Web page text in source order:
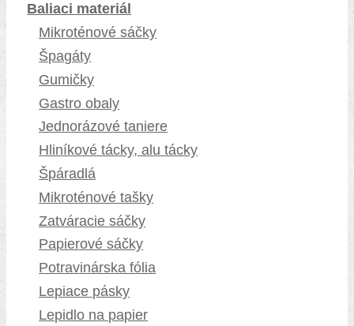
Baliaci materiál
Mikroténové sáčky
Špagáty
Gumičky
Gastro obaly
Jednorázové taniere
Hliníkové tácky, alu tácky
Špáradlá
Mikroténové tašky
Zatváracie sáčky
Papierové sáčky
Potravinárska fólia
Lepiace pásky
Lepidlo na papier